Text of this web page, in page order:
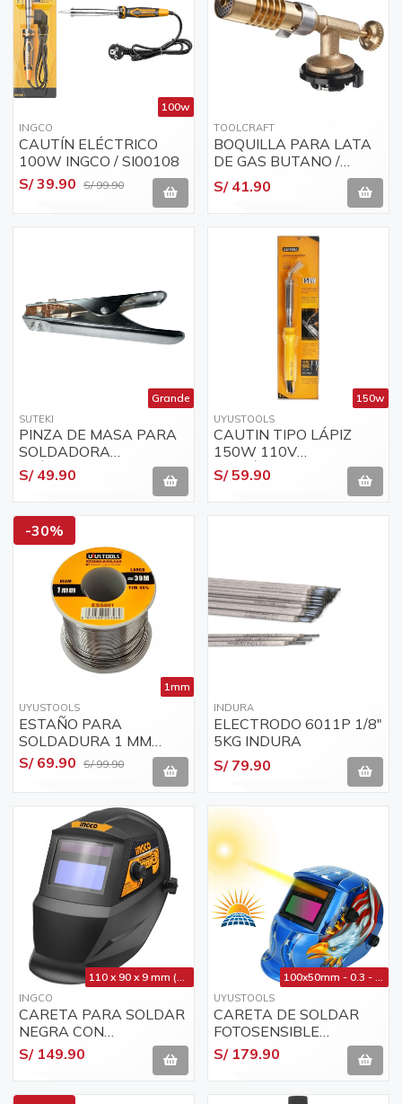
100w
INGCO
CAUTÍN ELÉCTRICO
100W INGCO / SI00108
S/ 39.90 S/ 99.90
TOOLCRAFT
BOQUILLA PARA LATA
DE GAS BUTANO /
PROPANO VUELTA 1/4
TOOLCRAFT TC4630
S/ 41.90
Grande
SUTEKI
PINZA DE MASA PARA
SOLDADORA
ELÉCTRICA 300 AMP
GRANDE
S/ 49.90
150w
UYUSTOOLS
CAUTIN TIPO LÁPIZ
150W 110V
M/PLÁSTICO
UYUSTOOLS - CTU150-
S/ 59.90
-30%
1mm
UYUSTOOLS
ESTAÑO PARA
SOLDADURA 1 MM
UYUSTOOLS / ESS001
S/ 69.90 S/ 99.90
INDURA
ELECTRODO 6011P 1/8"
5KG INDURA
S/ 79.90
INGCO
CARETA PARA SOLDAR
NEGRA CON
REGULACION AHM008
AUTOMATICA
S/ 149.90
UYUSTOOLS
CARETA DE SOLDAR
FOTOSENSIBLE
UYUSTOOLS MSS01L -
CON DISEÑO
S/ 179.90